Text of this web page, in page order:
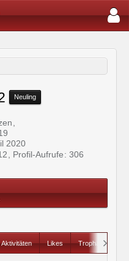
Neuling
2020
Profil-Aufrufe 306
Aktivitäten Likes Trophäen